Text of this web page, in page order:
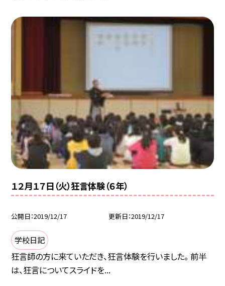
１２月１７日（火）狂言体験（６年）
公開日 2019/12/17 更新日 2019/12/17
学校日記
狂言師の方に来ていただき、狂言体験を行いました。 前半
は、狂言についてスライドを...